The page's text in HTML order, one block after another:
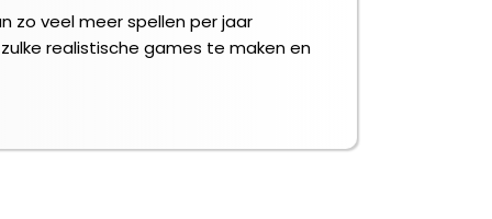
zo veel meer spellen per jaar
realistische games te maken en